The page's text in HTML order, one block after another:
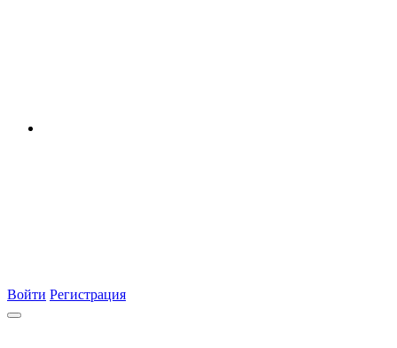
Войти Регистрация